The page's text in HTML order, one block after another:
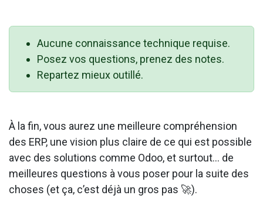
Aucune connaissance technique requise.
Posez vos questions, prenez des notes.
Repartez mieux outillé.
À la fin, vous aurez une meilleure compréhension
des ERP, une vision plus claire de ce qui est possible
avec des solutions comme Odoo, et surtout… de
meilleures questions à vous poser pour la suite des
choses (et ça, c’est déjà un gros pas 🚀).